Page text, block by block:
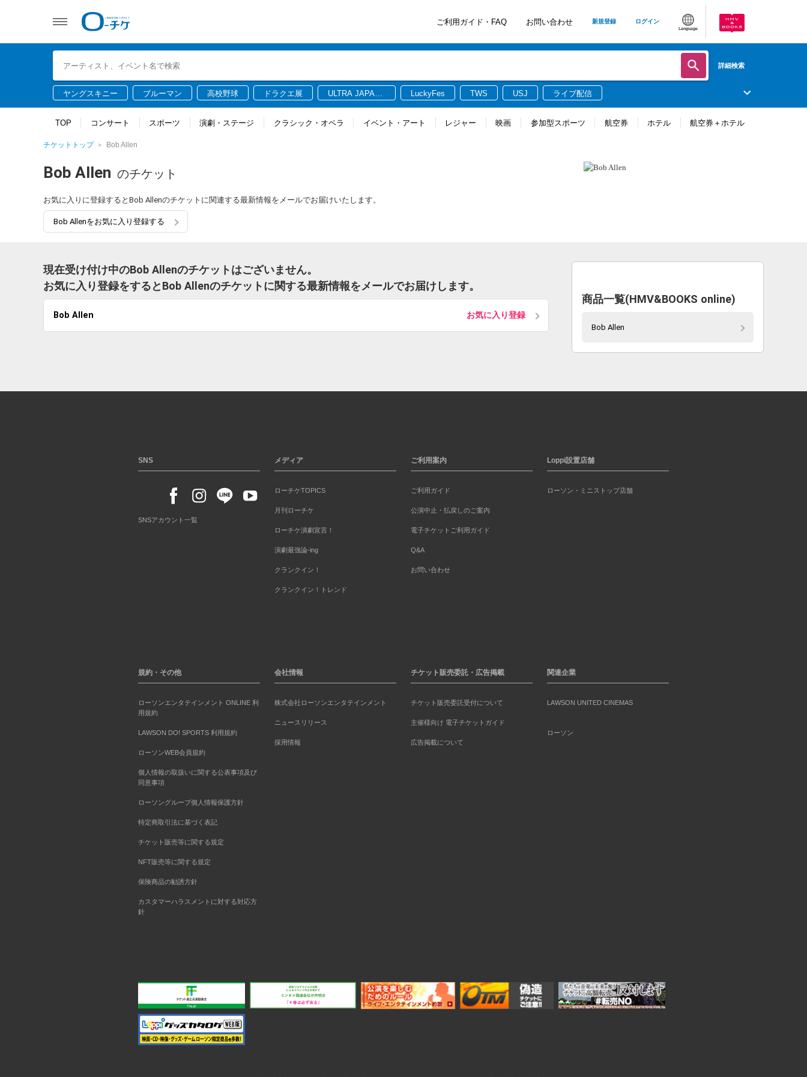
ご利用ガイド・FAQ お問い合わせ 新規登録 ログイン
Language
詳細検索
ヤングスキニー ブルーマン 高校野球 ドラクエ展
ULTRA JAPAN
LuckyFes TWS USJ ライブ配信
TOP コンサート スポーツ 演劇・ステージ クラシック・オペラ イベント・アート レジャー 映画 参加型スポーツ 航空券 ホテル 航空券＋ホテル
チケットトップ Bob Allen
Bob Allen のチケット
お気に入りに登録するとBob Allenのチケットに関連する最新情報をメールでお届けいたします。
Bob Allenをお気に入り登録する
現在受け付け中のBob Allenのチケットはございません。
お気に入り登録をするとBob Allenのチケットに関する最新情報をメールでお届けします。
Bob Allen お気に入り登録
商品一覧(HMV&BOOKS online)
Bob Allen
SNS
SNSアカウント一覧
メディア
ローチケTOPICS
月刊ローチケ
ローチケ演劇宣言！
演劇最強論-ing
クランクイン！
クランクイン！トレンド
ご利用案内
ご利用ガイド
公演中止・払戻しのご案内
電子チケットご利用ガイド
Q&A
お問い合わせ
Loppi設置店舗
ローソン・ミニストップ店舗
規約・その他
ローソンエンタテインメント ONLINE 利
用規約
LAWSON DO! SPORTS 利用規約
ローソンWEB会員規約
個人情報の取扱いに関する公表事項及び
同意事項
ローソングループ個人情報保護方針
特定商取引法に基づく表記
チケット販売等に関する規定
NFT販売等に関する規定
保険商品の勧誘方針
カスタマーハラスメントに対する対応方
針
会社情報
株式会社ローソンエンタテインメント
ニュースリリース
採用情報
チケット販売委託・広告掲載
チケット販売委託受付について
主催様向け 電子チケットガイド
広告掲載について
関連企業
LAWSON UNITED CINEMAS
ローソン